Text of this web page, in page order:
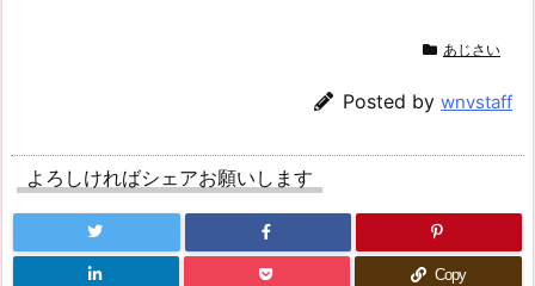
あじさい
Posted by wnvstaff
よろしければシェアお願いします
Copy